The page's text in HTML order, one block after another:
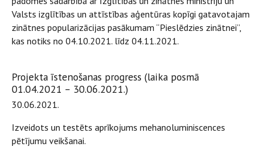
Valsts izglītības un attīstības aģentūras kopīgi gatavotajam
zinātnes popularizācijas pasākumam “Pieslēdzies zinātnei”,
kas notiks no 04.10.2021. līdz 04.11.2021.
Projekta īstenošanas progress (laika posmā
01.04.2021 – 30.06.2021.)
30.06.2021.
Izveidots un testēts aprīkojums mehanoluminiscences
pētījumu veikšanai.